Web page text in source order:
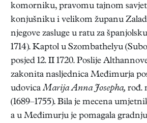
komorniku, pravomu tajnom
konjušniku i velikom županu
njegove zasluge u ratu za
1714). Kaptol u Szombathelyu
posjed 12. II 1720. Poslije
zakonita nasljednica Međimurja
udovicaMarija Anna Josepha, rođ.
(1689–1755). Bila je mecena
a u Međimurju je pomagala